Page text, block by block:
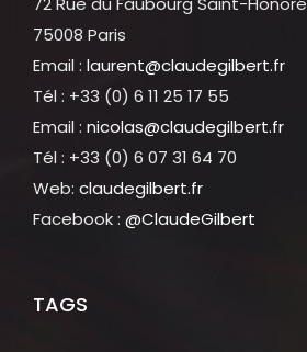
75008 Paris
Email : laurent@claudegilbert.fr
Tél : +33 (0) 6 11 25 17 55
Email : nicolas@claudegilbert.fr
Tél : +33 (0) 6 07 31 64 70
Web: claudegilbert.fr
Facebook : @ClaudeGilbert
TAGS